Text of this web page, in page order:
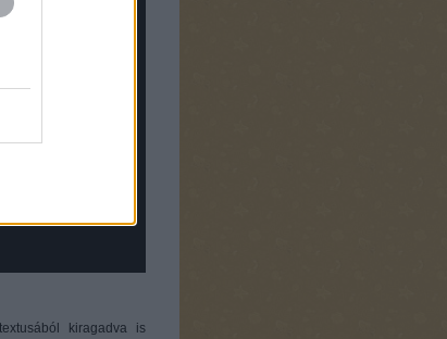
kiragadva is